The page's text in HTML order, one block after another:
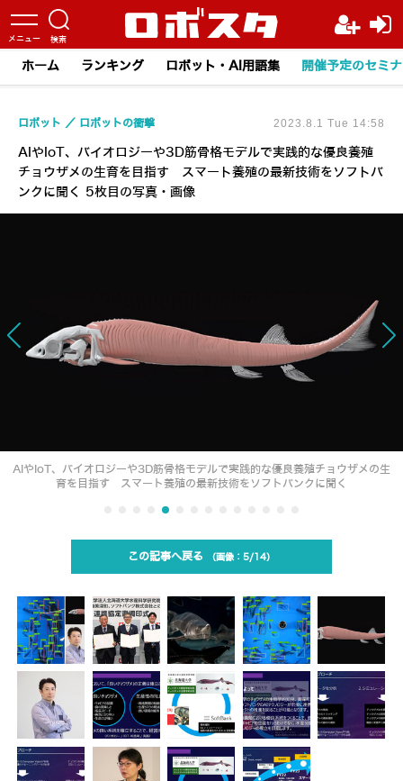
ホーム ランキング ロボット・AI用語集 開催予定のセミ
AIやIoT、バイオロジーや3D筋骨格モデルで実践的な優良養殖
チョウザメの生育を目指す スマート養殖の最新技術をソフトバ
ンクに聞く 5枚目の写真・画像
ロボット ロボットの衝撃 2023.8.1 Tue 14:58
AIやIoT、バイオロジーや3D筋骨格モデルで実践的な優良養殖チョウザメの生
育を目指す スマート養殖の最新技術をソフトバンクに聞く
この記事へ戻る 5/14